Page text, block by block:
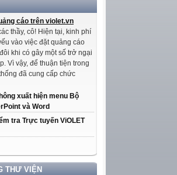
cáo trên violet.vn
thầy, cô! Hiện tại, kinh phí
vào việc đặt quảng cáo
khi có gây một số trở ngại
Vì vậy, để thuận tiện trong
đã cung cấp chức
xuất hiện menu Bộ
và Word
tra Trực tuyến ViOLET
THƯ VIỆN